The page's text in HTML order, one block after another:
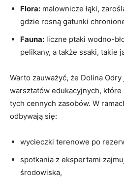
Flora: malownicze łąki,
gdzie rosną gatunki
Fauna: liczne⁣ ptaki wodno-
pelikany,⁢ a także ssaki, takie
Warto zauważyć, że ⁣Dolina
warsztatów edukacyjnych, które
tych cennych zasobów.‍ W
odbywają się:
wycieczki terenowe po
spotkania z ​ekspertami
środowiska,